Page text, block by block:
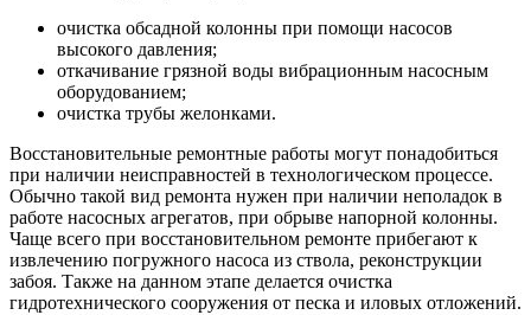
очистка обсадной колонны при помощи насосов
высокого давления;
откачивание грязной воды вибрационным насосным
оборудованием;
очистка трубы желонками.
Восстановительные ремонтные работы могут понадобиться
при наличии неисправностей в технологическом процессе.
Обычно такой вид ремонта нужен при наличии неполадок в
работе насосных агрегатов, при обрыве напорной колонны.
Чаще всего при восстановительном ремонте прибегают к
извлечению погружного насоса из ствола, реконструкции
забоя. Также на данном этапе делается очистка
гидротехнического сооружения от песка и иловых отложений.